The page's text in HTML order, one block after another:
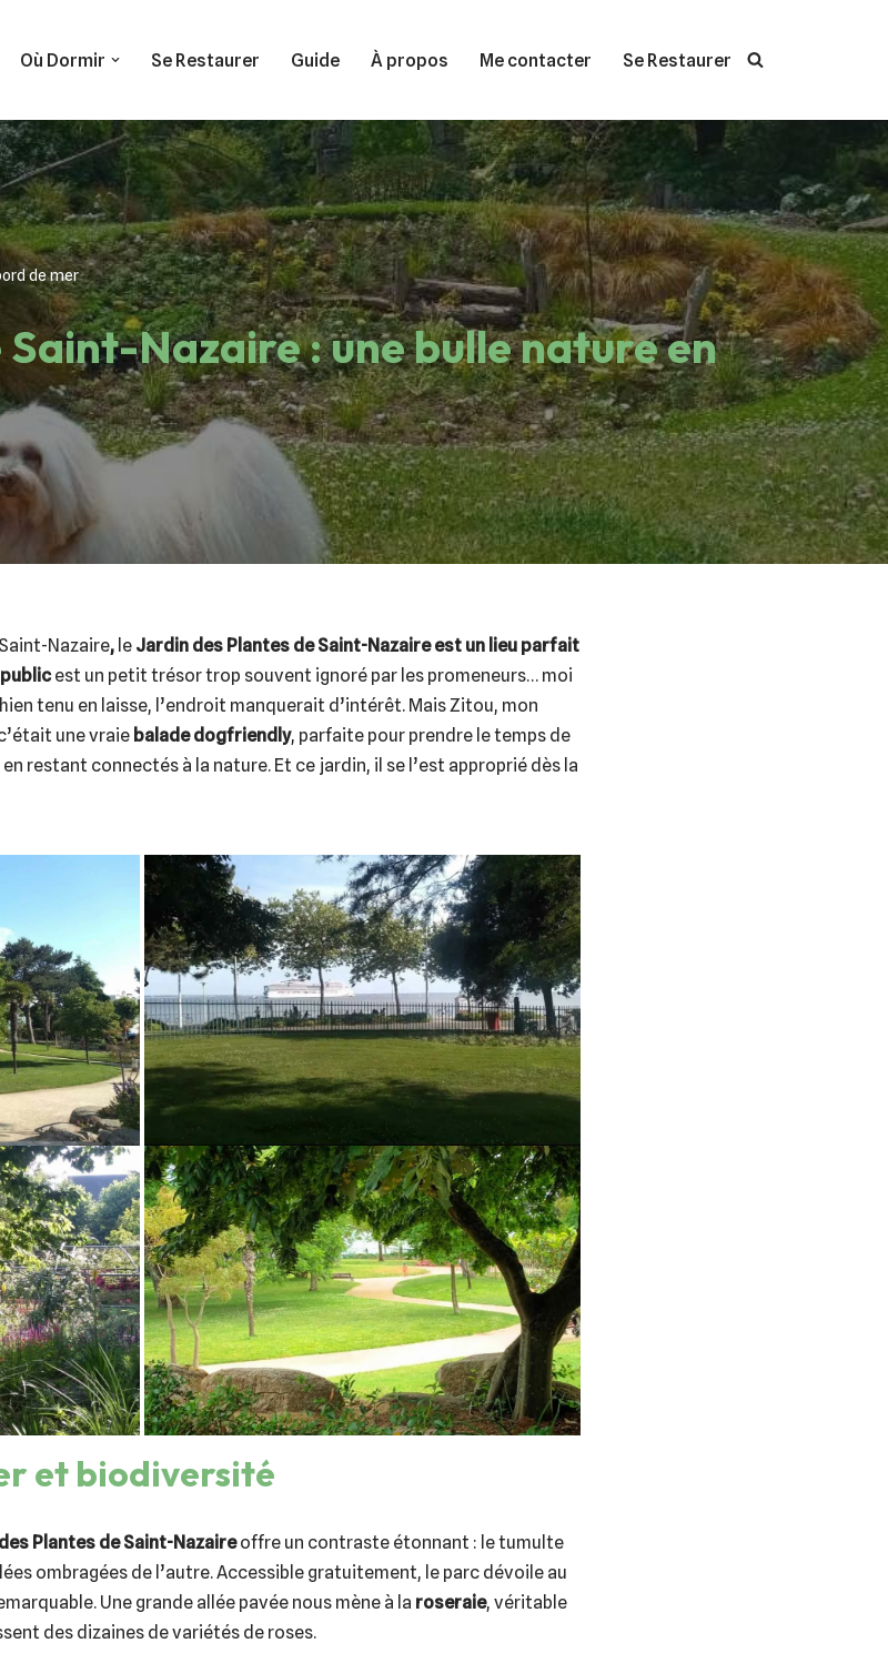
Où Dormir Se Restaurer Guide À propos Me contacter Se Restaurer
de mer
Nazaire : une bulle nature en
Nazaire, le Jardin des Plantes de Saint-Nazaire est un lieu parfait
est un petit trésor trop souvent ignoré par les promeneurs… moi
tenu en laisse, l’endroit manquerait d’intérêt. Mais Zitou, mon
une vraie balade dogfriendly, parfaite pour prendre le temps de
restant connectés à la nature. Et ce jardin, il se l’est approprié dès la
et biodiversité
Plantes de Saint-Nazaireoffre un contraste étonnant : le tumulte
ombragées de l’autre. Accessible gratuitement, le parc dévoile au
Une grande allée pavée nous mène à la roseraie, véritable
des dizaines de variétés de roses.